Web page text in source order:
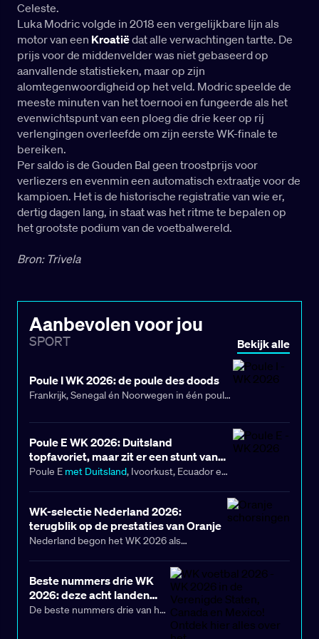
Celeste.
Luka Modric volgde in 2018 een vergelijkbare lijn als
motor van een Kroatiëdat alle verwachtingen tartte. De
prijs voor de middenvelder was niet gebaseerd op
aanvallende statistieken, maar op zijn
alomtegenwoordigheid op het veld. Modric speelde de
meeste minuten van het toernooi en fungeerde als het
evenwichtspunt van een ploeg die drie keer op rij
verlengingen overleefde om zijn eerste WK-finale te
bereiken.
Per saldo is de Gouden Bal geen troostprijs voor
verliezers en evenmin een automatisch extraatje voor de
kampioen. Het is de historische registratie van wie er,
dertig dagen lang, in staat was het ritme te bepalen op
het grootste podium van de voetbalwereld.
Bron: Trivela
Aanbevolen voor jou
SPORT Bekijk alle
Poule I WK 2026: de poule des doods
Frankrijk, Senegal én Noorwegen in één poule
I is er eentje waar je popcorn bij pakt.
Poule E WK 2026: Duitsland
topfavoriet, maar zit er een stunt van
Curaçao in?
Poule E met Duitsland, Ivoorkust, Ecuador en
Er zit genoeg pit en verschil in speelstijlen om
het interessant te maken, zeker als het niet
meteen volgens verwachting loopt. Want zeg
nou zelf: als Nederlanders gunnen we Curaçao
toch allemaal dat ene stuntmoment.
WK-selectie Nederland 2026:
terugblik op de prestaties van Oranje
Nederland begon het WK 2026 als
verschillende internationals speelden zich
tijdens de groepsfase nadrukkelijk in de
kijker. Vooral Brian Brobbey en Crysencio
Summerville maakten indruk, terwijl Donyell
Malen zijn uitstekende clubvorm voorlopig
Beste nummers drie WK
2026: deze acht landen
gaan door naar de
De beste nummers drie van het